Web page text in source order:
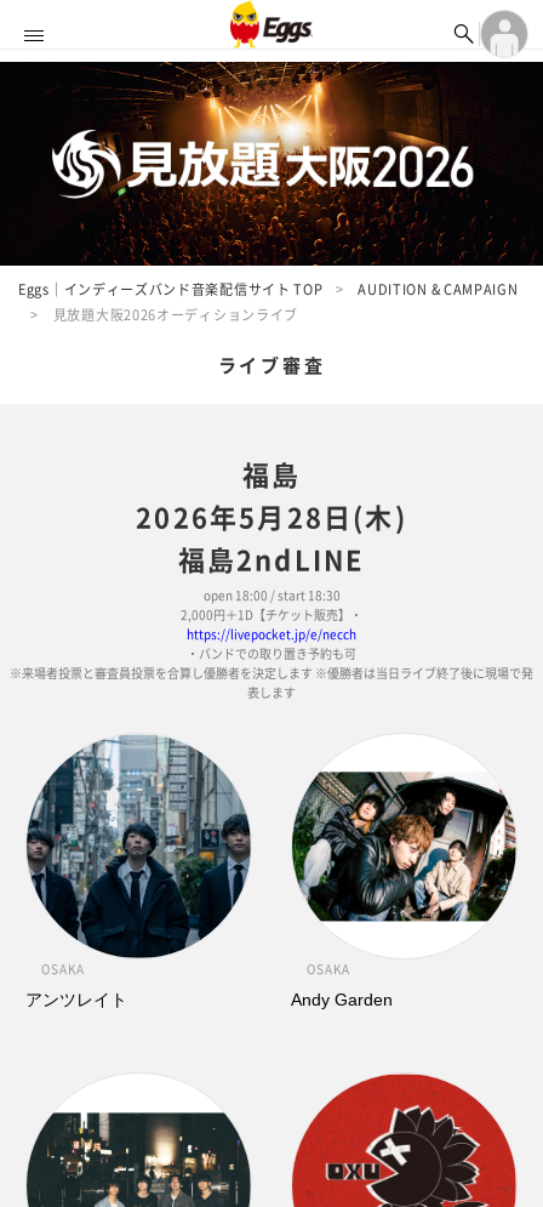
 
ランキング 
タイムライン
ライブ情報
楽曲アップロード
ログイン
アカウント登録
アカウント登録
Eggs｜インディーズバンド音楽配信サイト TOP
AUDITION & CAMPAIGN
見放題大阪2026オーディションライブ
ライブ審査
福島
2026年5月28日(木)
福島2ndLINE
open 18:00 / start 18:30
2,000円＋1D【チケット販売】・
https://livepocket.jp/e/necch
・バンドでの取り置き予約も可
※来場者投票と審査員投票を合算し優勝者を決定します ※優勝者は当日ライブ終了後に現場で発
表します
OSAKA
アンツレイト
OSAKA
Andy Garden